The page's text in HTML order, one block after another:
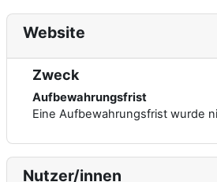
Website
Zweck
Aufbewahrungsfrist
Eine Aufbewahrungsfrist wurde
Nutzer/innen